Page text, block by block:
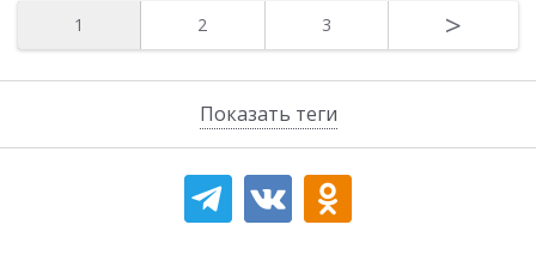
Показать теги
1 2 3 >